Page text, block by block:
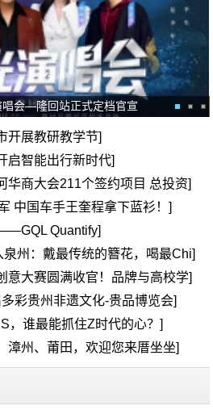
会—隆回站正式定档官宣
开展教研教学节]
启智能出行新时代]
华商大会211个签约项目 总投资]
中国车手王奎程拿下蓝衫！]
Quantify]
州：戴最传统的簪花，喝最Chi]
意大赛圆满收官！品牌与高校学]
彩贵州非遗文化-贵品博览会]
，谁最能抓住Z时代的心？]
漳州、莆田，欢迎您来厝坐坐]